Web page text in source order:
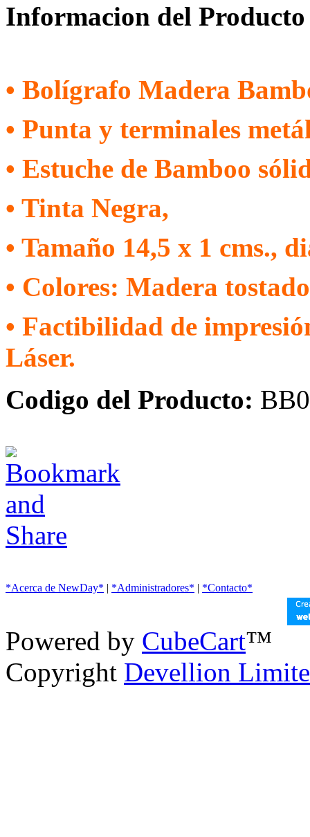
Informacion del Producto
• Bolígrafo Madera
• Punta y terminales
• Estuche de Bamboo
• Tinta Negra,
• Tamaño 14,5 x 1 cms.,
• Colores: Madera
• Factibilidad de
Láser.
Codigo del Producto:
*Acerca de NewDay* | *Administradores* | *Contacto*
Powered by CubeCart™
Copyright Devellion